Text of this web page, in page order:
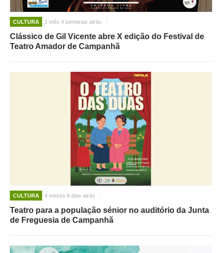
CULTURA 1 mês 4 semanas atrás
Clássico de Gil Vicente abre X edição do Festival de
Teatro Amador de Campanhã
CULTURA 4 meses 6 dias atrás
Teatro para a população sénior no auditório da Junta
de Freguesia de Campanhã